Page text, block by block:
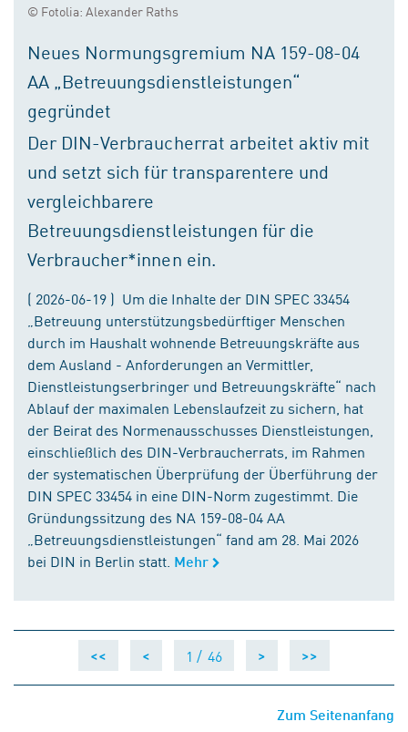
© Fotolia: Alexander Raths
Neues Normungsgremium NA 159-08-04
AA „Betreuungsdienstleistungen“
gegründet
Der DIN-Verbraucherrat arbeitet aktiv mit
und setzt sich für transparentere und
vergleichbarere
Betreuungsdienstleistungen für die
Verbraucher*innen ein.
( 2026-06-19 ) Um die Inhalte der DIN SPEC 33454
„Betreuung unterstützungsbedürftiger Menschen
durch im Haushalt wohnende Betreuungskräfte aus
dem Ausland - Anforderungen an Vermittler,
Dienstleistungserbringer und Betreuungskräfte“ nach
Ablauf der maximalen Lebenslaufzeit zu sichern, hat
der Beirat des Normenausschusses Dienstleistungen,
einschließlich des DIN-Verbraucherrats, im Rahmen
der systematischen Überprüfung der Überführung der
DIN SPEC 33454 in eine DIN-Norm zugestimmt. Die
Gründungssitzung des NA 159-08-04 AA
„Betreuungsdienstleistungen“ fand am 28. Mai 2026
bei DIN in Berlin statt. Mehr
<< < 1 / 46 > >>
Zum Seitenanfang